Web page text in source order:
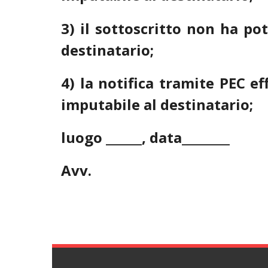
3) il sottoscritto non ha
destinatario;
4) la notifica tramite PEC
imputabile al destinatario;
luogo ______, data________
Avv.